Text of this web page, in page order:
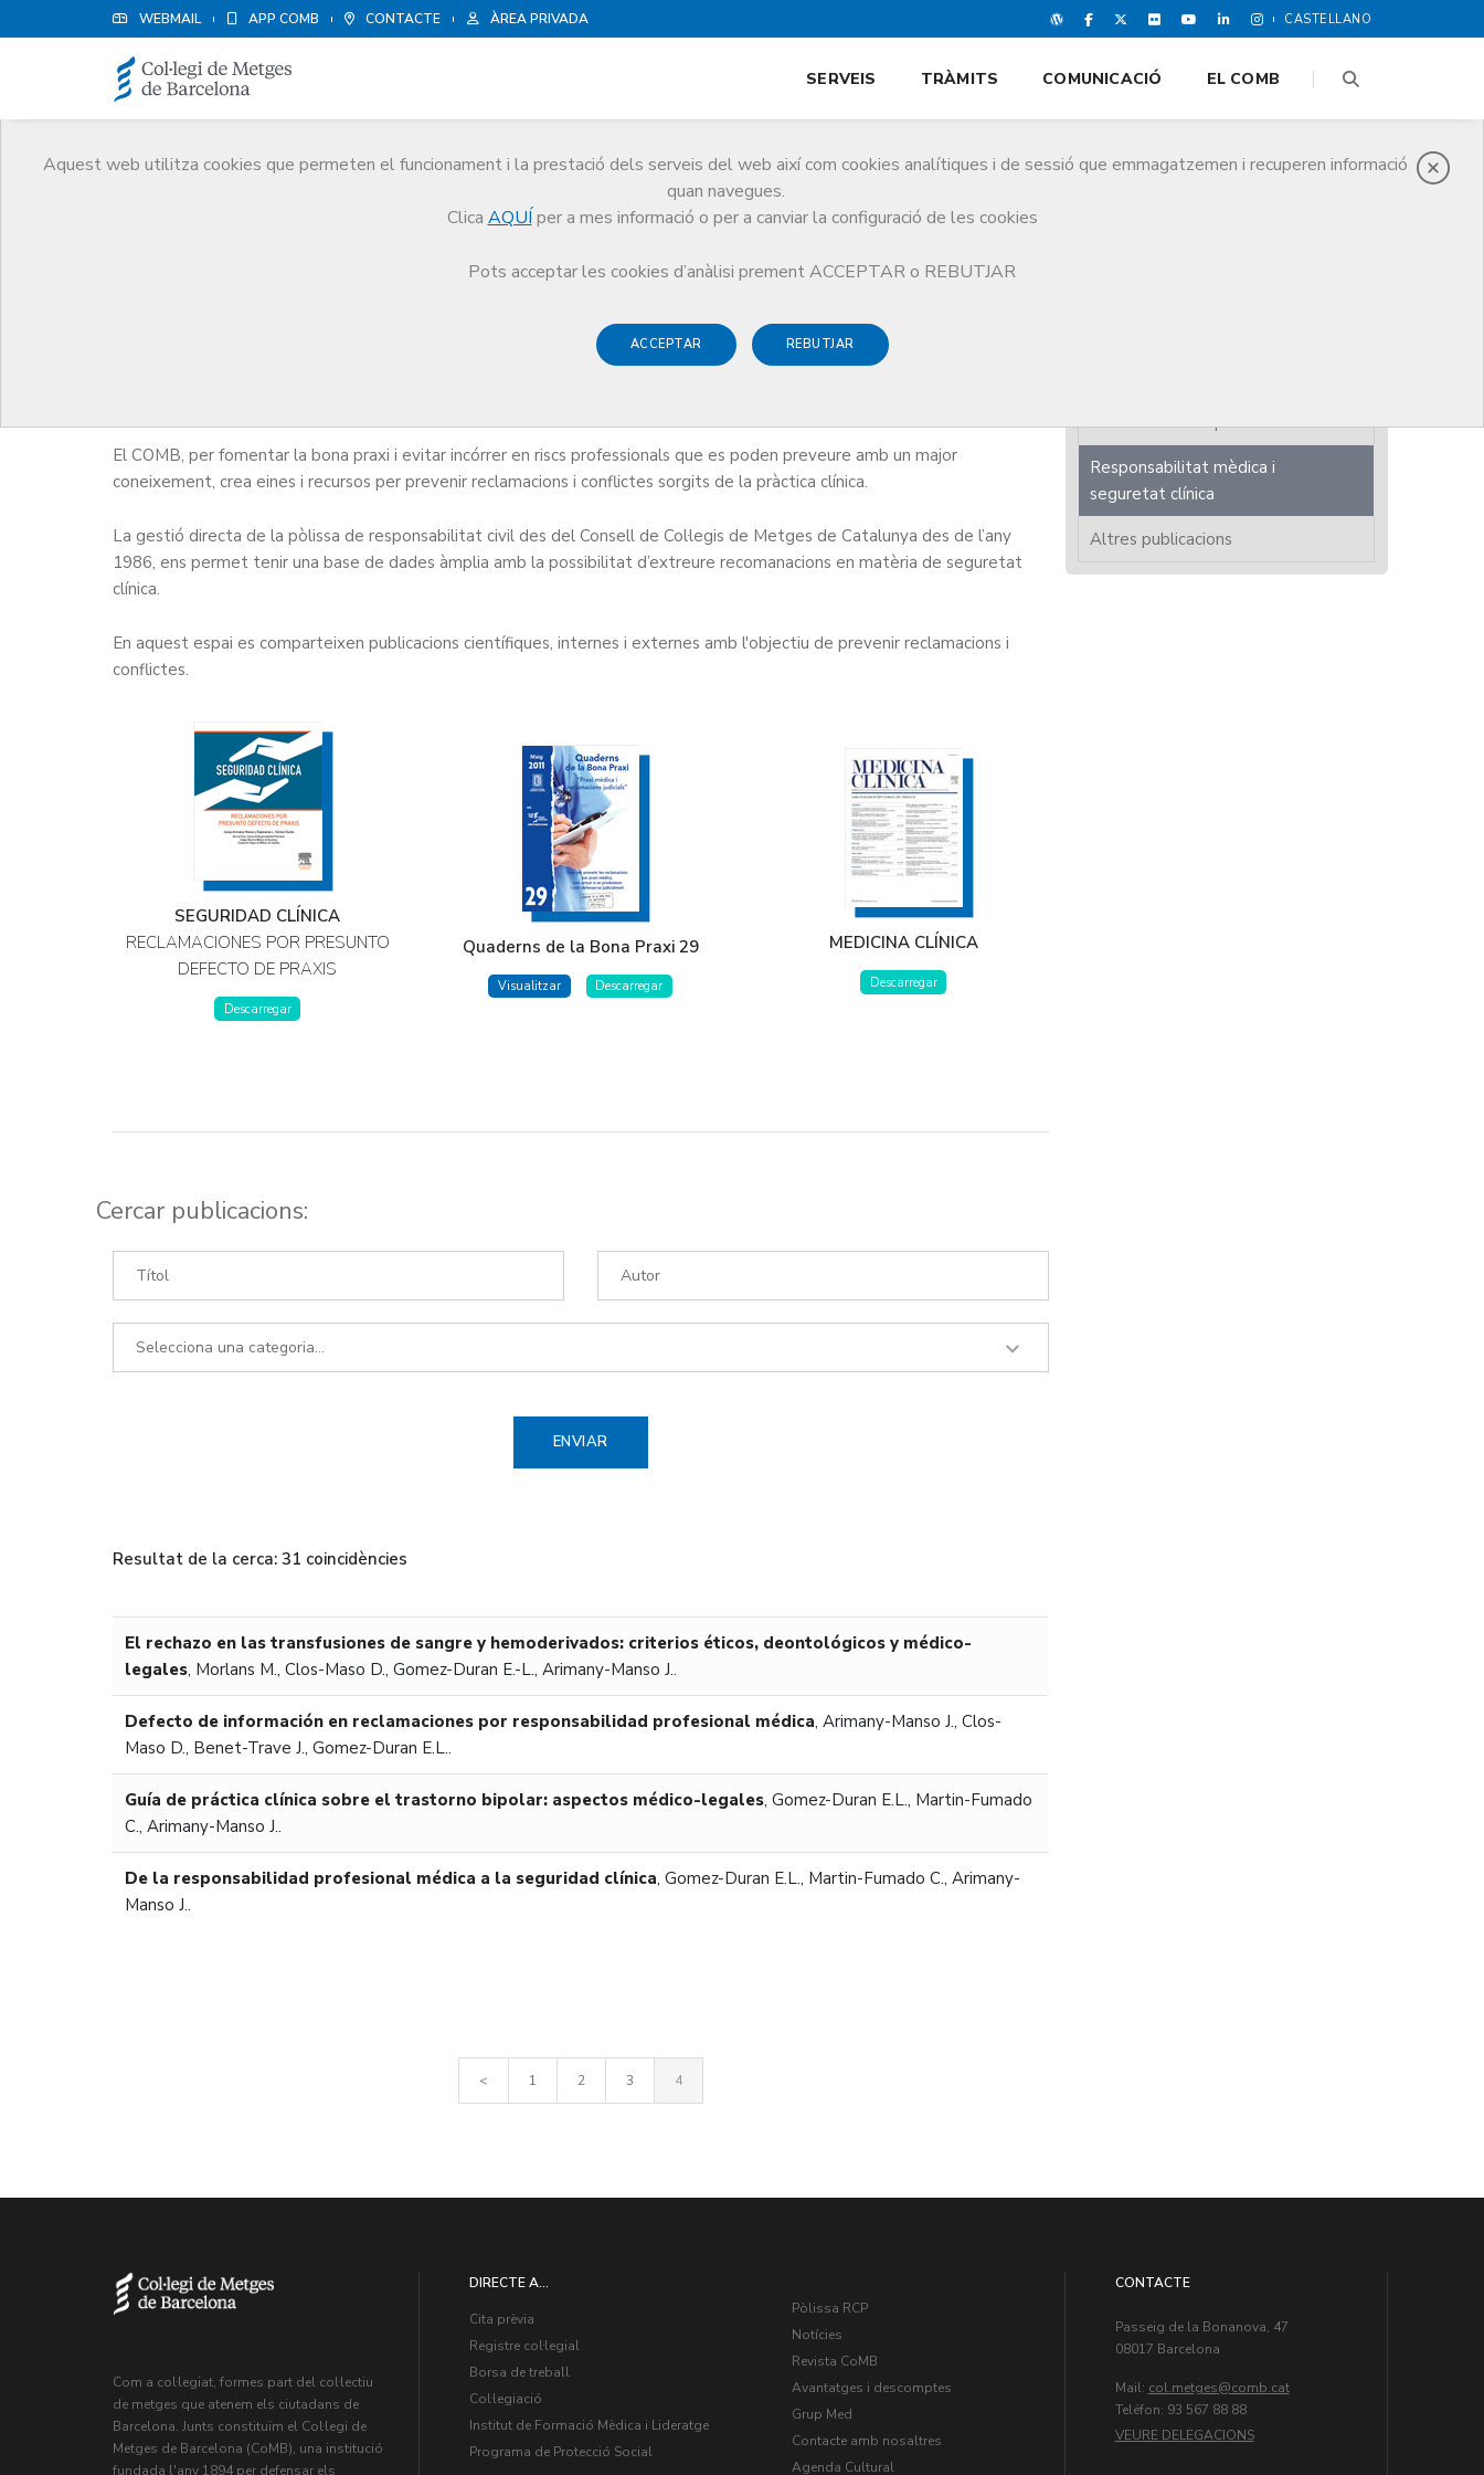
WEBMAIL APP COMB CONTACTE ÀREA PRIVADA CASTELLANO
Aquest web utilitza cookies que permeten el funcionament i la prestació dels serveis del web així com cookies analítiques i de sessió que emmagatzemen i recuperen informació
quan navegues.
Clica AQUÍ per a mes informació o per a canviar la configuració de les cookies
Pots acceptar les cookies d’anàlisi prement ACCEPTAR o REBUTJAR
ACCEPTAR REBUTJAR
SERVEIS TRÀMITS COMUNICACIÓ EL COMB
Responsabilitat mèdica i Seguretat Clínica
El COMB, per fomentar la bona praxi i evitar incórrer en riscs professionals que es poden preveure amb un major
coneixement, crea eines i recursos per prevenir reclamacions i conflictes sorgits de la pràctica clínica.
La gestió directa de la pòlissa de responsabilitat civil des del Consell de Col·legis de Metges de Catalunya des de l’any
1986, ens permet tenir una base de dades àmplia amb la possibilitat d’extreure recomanacions en matèria de seguretat
clínica.
En aquest espai es comparteixen publicacions científiques, internes i externes amb l'objectiu de prevenir reclamacions i
conflictes.
SEGURIDAD CLÍNICA
RECLAMACIONES POR PRESUNTO
DEFECTO DE PRAXIS
Descarregar
Quaderns de la Bona Praxi 29
Visualitzar Descarregar
MEDICINA CLÍNICA
Descarregar
Cercar publicacions:
Resultat de la cerca: 31 coincidències
El rechazo en las transfusiones de sangre y hemoderivados: criterios éticos, deontológicos y médico-
legales, Morlans M., Clos-Maso D., Gomez-Duran E.-L., Arimany-Manso J..
Defecto de información en reclamaciones por responsabilidad profesional médica,Arimany-Manso J., Clos-
Maso D., Benet-Trave J., Gomez-Duran E.L..
Guía de práctica clínica sobre el trastorno bipolar: aspectos médico-legales,Gomez-Duran E.L., Martin-Fumado
C., Arimany-Manso J..
De la responsabilidad profesional médica a la seguridad clínica,Gomez-Duran E.L., Martin-Fumado C., Arimany-
Manso J..
< 1 2 3 4
Estudis sobre la professió
Responsabilitat mèdica i
seguretat clínica
Altres publicacions
Com a col·legiat, formes part del col·lectiu
de metges que atenem els ciutadans de
Barcelona. Junts constituïm el Col·legi de
Metges de Barcelona (CoMB), una institució
fundada l'any 1894 per defensar els
DIRECTE A...
Cita prèvia
Registre col·legial
Borsa de treball
Col·legiació
Institut de Formació Mèdica i Lideratge
Programa de Protecció Social
Pòlissa RCP
Notícies
Revista CoMB
Avantatges i descomptes
Grup Med
Contacte amb nosaltres
Agenda Cultural
CONTACTE
Passeig de la Bonanova, 47
08017 Barcelona
Mail: col.metges
Teléfon: 93 567 88 88
VEURE DELEGACIONS